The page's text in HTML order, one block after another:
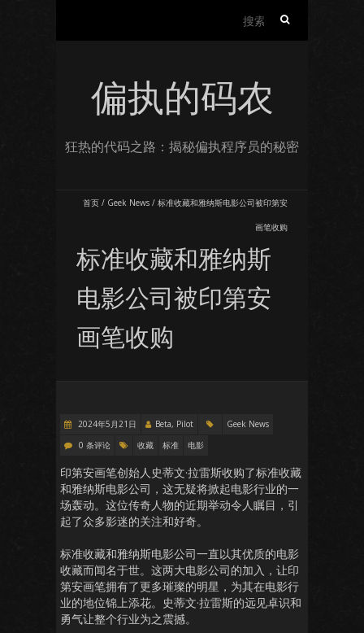
偏执的码农
狂热的代码之路：揭秘偏执程序员的秘密
首页 / Geek News / 标准收藏和雅纳斯电影公司被印第安
画笔收购
标准收藏和雅纳斯
电影公司被印第安
画笔收购
2024年5月21日 Beta, Pilot
Geek News
0 条评论
收藏 标准 电影
印第安画笔创始人史蒂文·拉雷斯收购了标准收藏
和雅纳斯电影公司，这无疑将掀起电影行业的一
场轰动。这位传奇人物的近期举动令人瞩目，引
起了众多影迷的关注和好奇。
标准收藏和雅纳斯电影公司一直以其优质的电影
收藏而闻名于世。这两大电影公司的加入，让印
第安画笔拥有了更多璀璨的明星，为其在电影行
业的地位锦上添花。史蒂文·拉雷斯的远见卓识和
勇气让整个行业为之震撼。